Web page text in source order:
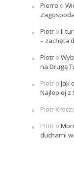
Pierre o
Piotro II
– zachęta
Piotro
na Drugą
Piotro Jak
Najlepiej z
Piotr
Piotro
duchami